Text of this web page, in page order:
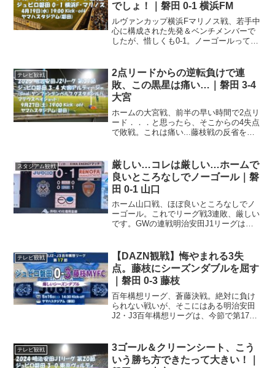
でしょ！｜磐田 0-1 横浜FM
ルヴァンカップ横浜Fマリノス戦、若手中
心に構成された先発＆ベンチメンバーで
したが、惜しくも0-1。ノーゴールっての
しょうか。連戦に続く連戦本日はルヴァ
ンカップ、グループ...
テレビ観戦
2点リードからの逆転負けで連
敗、この黒星は痛い…｜磐田 3-4
大宮
ホームの大宮戦、前半の早い時間で2点リ
ード．．．と思ったら、そこからの4失点
で敗戦。これは痛い...藤枝戦の反省をど
きました。こんなところで、前節のアウ
ェイ藤枝戦は...
スタジアム観戦
厳しい…コレは厳しい…ホームで
良いところなしでノーゴール｜磐
田 0-1 山口
ホーム山口戦、ほぼ良いところなしでノ
ーゴール。これでリーグ戦3連敗、厳しい
です。GWの連戦明治安田J1リーグは今
戦。4月20日(日)・25日(金)・29日(火･
祝)...
テレビ観戦
【DAZN観戦】悔やまれる3失
点。藤枝にシーズンダブルを屈す
｜磐田 0-3 藤枝
百年構想リーグ、蒼藤決戦。絶対に負け
られない戦いが、そこにはある明治安田
J2・J3百年構想リーグは、今節で第17
アムDJとしてヤマハスタジアムを盛り上
げてくださった杉...
テレビ観戦
3ゴール＆クリーンシート、こう
いう勝ち方できたって大きい！｜